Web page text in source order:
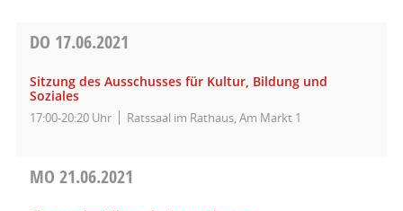
DO 17.06.2021
Sitzung des Ausschusses für Kultur, Bildung und
Soziales
17:00-20:20 Uhr Ratssaal im Rathaus, Am Markt 1
MO 21.06.2021